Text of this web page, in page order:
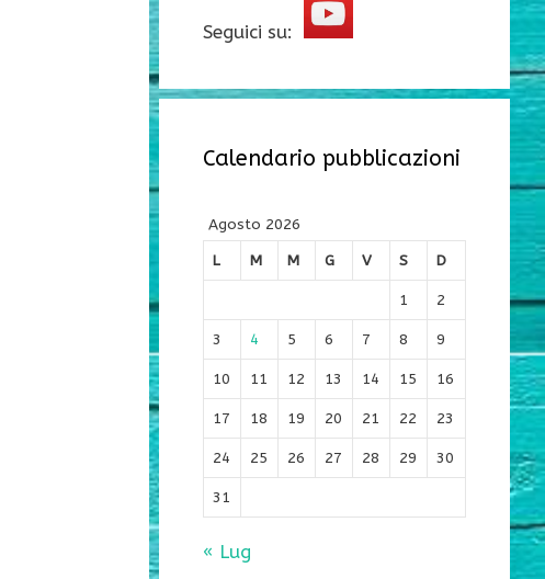
Seguici su:
Calendario pubblicazioni
Agosto 2026
L
M M G V S D
1 2
3 4 5 6 7 8 9
10 11 12 13 14 15 16
17 18 19 20 21 22 23
24 25 26 27 28 29 30
31
« Lug